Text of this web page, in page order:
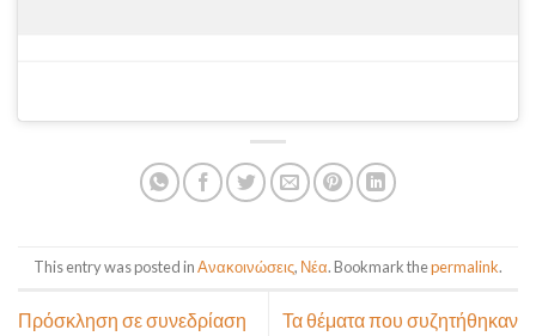
This entry was posted inΑνακοινώσεις, Νέα. Bookmark thepermalink.
Πρόσκληση σε συνεδρίαση
Τα θέματα που συζητήθηκαν